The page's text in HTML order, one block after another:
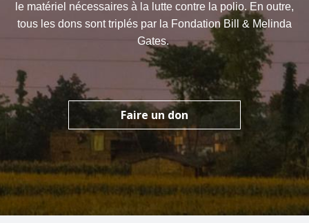
le matériel nécessaires à la lutte contre la polio. En outre,
tous les dons sont triplés par la Fondation Bill & Melinda
Gates.
Faire un don